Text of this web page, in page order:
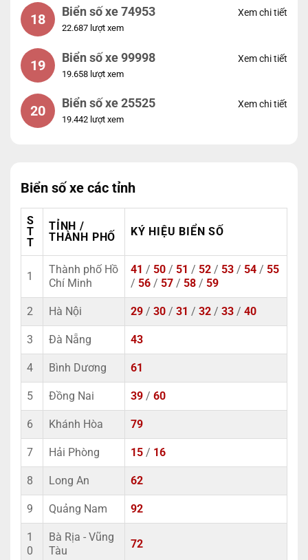
18 Biển số xe 74953
22.687 lượt xem
Xem chi tiết
19 Biển số xe 99998
19.658 lượt xem
Xem chi tiết
20 Biển số xe 25525
19.442 lượt xem
Xem chi tiết
Biển số xe các tỉnh
S
T
T
TỈNH /
THÀNH PHỐ
KÝ HIỆU BIỂN SỐ
1
Thành phố Hồ
Chí Minh
41 / 50 / 51 / 52 / 53 / 54 / 55
/ 56 / 57 / 58 / 59
2 Hà Nội 29 / 30 / 31 / 32 / 33 / 40
3 Đà Nẵng 43
4 Bình Dương 61
5 Đồng Nai 39 / 60
6 Khánh Hòa 79
7 Hải Phòng 15 / 16
8 Long An 62
9 Quảng Nam 92
1
0
Bà Rịa - Vũng
Tàu
72